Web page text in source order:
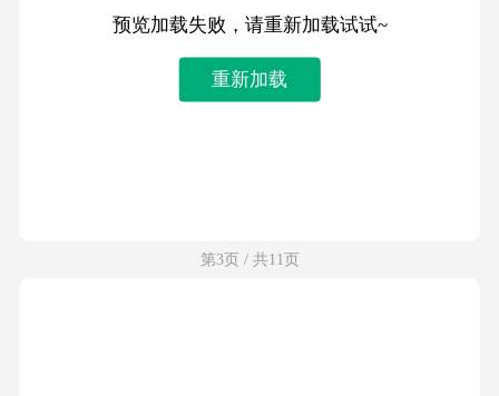
预览加载失败，请重新加载试试~
重新加载
第3页 / 共11页